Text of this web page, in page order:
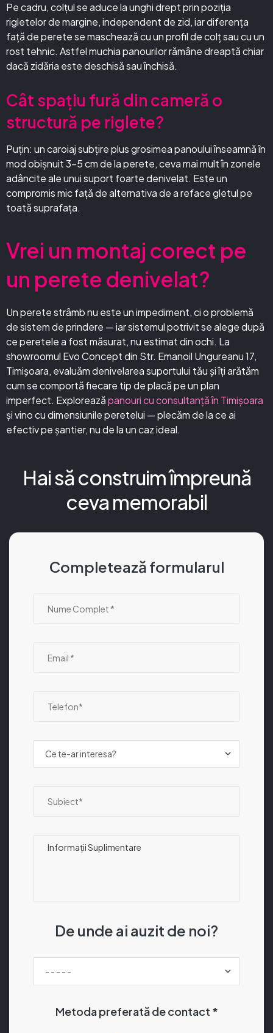
Pe cadru, colțul se aduce la unghi drept prin poziția
rigletelor de margine, independent de zid, iar diferența
față de perete se maschează cu un profil de colț sau cu un
rost tehnic. Astfel muchia panourilor rămâne dreaptă chiar
dacă zidăria este deschisă sau închisă.
Cât spațiu fură din cameră o
structură pe riglete?
Puțin: un caroiaj subțire plus grosimea panoului înseamnă în
mod obișnuit 3–5 cm de la perete, ceva mai mult în zonele
adâncite ale unui suport foarte denivelat. Este un
compromis mic față de alternativa de a reface gletul pe
toată suprafața.
Vrei un montaj corect pe
un perete denivelat?
Un perete strâmb nu este un impediment, ci o problemă
de sistem de prindere — iar sistemul potrivit se alege după
ce peretele a fost măsurat, nu estimat din ochi. La
showroomul Evo Concept din Str. Emanoil Ungureanu 17,
Timișoara, evaluăm denivelarea suportului tău și îți arătăm
cum se comportă fiecare tip de placă pe un plan
imperfect. Exploreazăpanouri cu consultanță în Timișoara
și vino cu dimensiunile peretelui — plecăm de la ce ai
efectiv pe șantier, nu de la un caz ideal.
Hai să construim împreună
ceva memorabil
Completează formularul
De unde ai auzit de noi?
Metoda preferată de contact *